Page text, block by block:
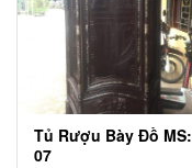
Tủ Rượu Bày Đồ MS:
07